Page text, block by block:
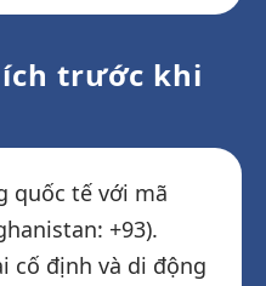
trước khi
quốc tế với mã
+93).
cố định và di động